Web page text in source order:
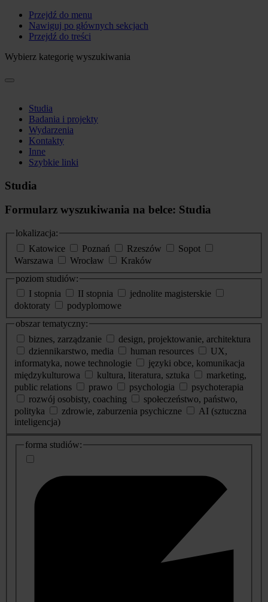
Przejdź do menu
Nawiguj po głównych sekcjach
Przejdź do treści
Wybierz kategorię wyszukiwania
Studia
Badania i projekty
Wydarzenia
Kontakty
Inne
Szybkie linki
Studia
Formularz wyszukiwania na belce: Studia
lokalizacja:
Katowice
Poznań Rzeszów
Sopot
Warszawa
Wrocław
Kraków
poziom studiów:
I stopnia
II stopnia
jednolite magisterskie
doktoraty
podyplomowe
obszar tematyczny:
biznes, zarządzanie
design, projektowanie, architektura
dziennikarstwo, media
human resources
UX,
informatyka, nowe technologie
języki obce, komunikacja
międzykulturowa
kultura, literatura, sztuka
marketing,
public relations
prawo psychologia
psychoterapia
rozwój osobisty, coaching
społeczeństwo, państwo,
polityka
zdrowie, zaburzenia psychiczne
AI (sztuczna
inteligencja)
dodatkowe
informacje
forma studiów: